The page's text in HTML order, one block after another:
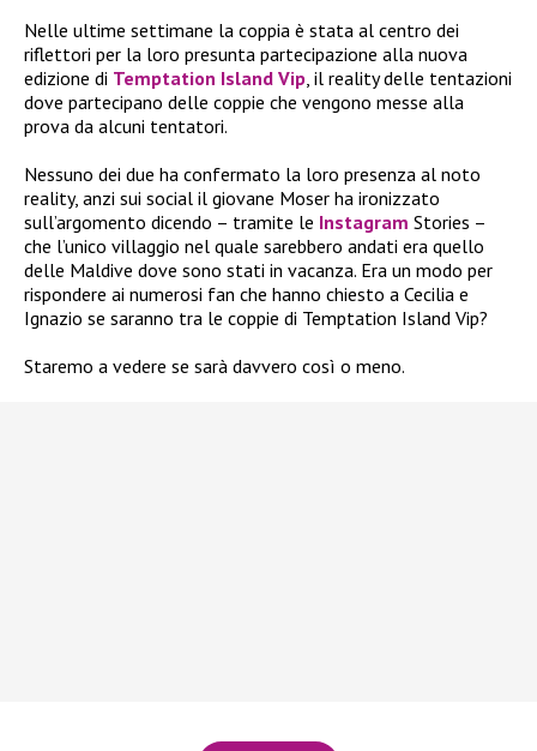
Nelle ultime settimane la coppia è stata al centro dei
riflettori per la loro presunta partecipazione alla nuova
edizione di Temptation Island Vip , il reality delle tentazioni
dove partecipano delle coppie che vengono messe alla
prova da alcuni tentatori.
Nessuno dei due ha confermato la loro presenza al noto
reality, anzi sui social il giovane Moser ha ironizzato
sull’argomento dicendo – tramite le Instagram Stories –
che l’unico villaggio nel quale sarebbero andati era quello
delle Maldive dove sono stati in vacanza. Era un modo per
rispondere ai numerosi fan che hanno chiesto a Cecilia e
Ignazio se saranno tra le coppie di Temptation Island Vip?
Staremo a vedere se sarà davvero così o meno.